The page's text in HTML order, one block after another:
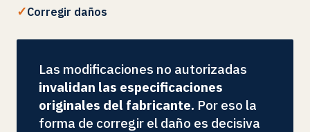
Corregir daños
Las modificaciones no autorizadas
invalidan las especificaciones
originales del fabricante. Por eso la
forma de corregir el daño es decisiva